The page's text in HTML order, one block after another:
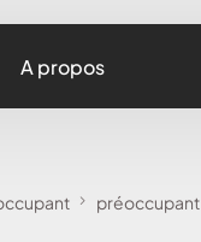
A propos
préoccupant